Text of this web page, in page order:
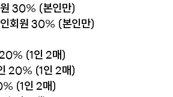
30% (본인만)
회원 30% (본인만)
(1인 2매)
20% (1인 2매)
(1인 2매)